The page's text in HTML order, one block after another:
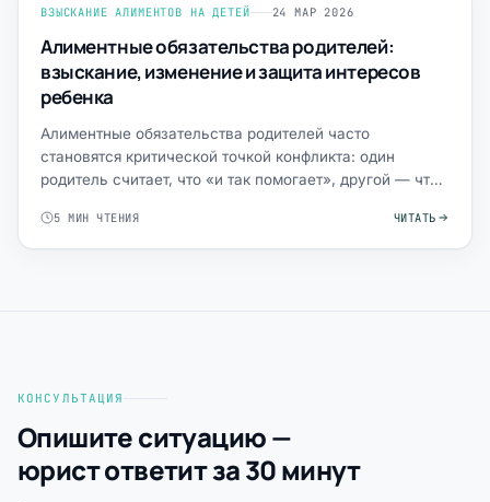
ВЗЫСКАНИЕ АЛИМЕНТОВ НА ДЕТЕЙ 24 МАР 2026
Алиментные обязательства родителей:
взыскание, изменение и защита интересов
ребенка
Алиментные обязательства родителей часто
становятся критической точкой конфликта: один
родитель считает, что «и так помогает», другой — что
5 МИН ЧТЕНИЯ ЧИТАТЬ
КОНСУЛЬТАЦИЯ
Опишите ситуацию —
юрист ответит за 30 минут